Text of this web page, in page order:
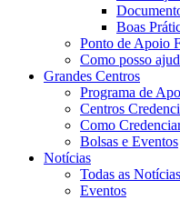
Boas
Ponto de Apoio
Como posso
Grandes Centros
Programa de
Centros
Como
Bolsas e Eventos
Notícias
Todas as Notícias
Eventos